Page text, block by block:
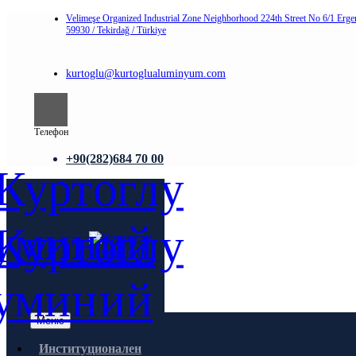
Velimeşe Organized Industrial Zone Neighborhood 224th Street No 6/1
59930 / Tekirdağ / Türkiye
kurtoglu@kurtoglualuminyum.com
Телефон
+90(282)684 70 00
Меню
Институционален